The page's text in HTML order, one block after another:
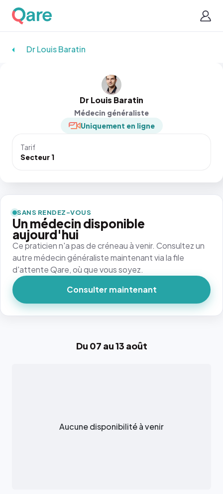
Dr Louis Baratin
Dr Louis Baratin
Médecin généraliste
Uniquement en ligne
Tarif
Secteur 1
Du 07 au 13 août
Aucune disponibilité à venir
SANS RENDEZ-VOUS
Un médecin disponible
aujourd'hui
Ce praticien n'a pas de créneau à venir. Consultez un
autre médecin généraliste maintenant via la file
d'attente Qare, où que vous soyez.
Consulter maintenant